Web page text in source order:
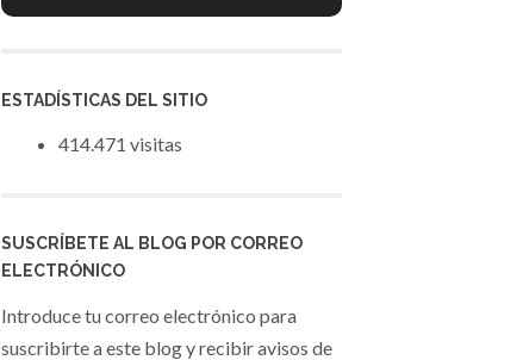
ESTADÍSTICAS DEL SITIO
414.471 visitas
SUSCRÍBETE AL BLOG POR CORREO
ELECTRÓNICO
Introduce tu correo electrónico para
suscribirte a este blog y recibir avisos de